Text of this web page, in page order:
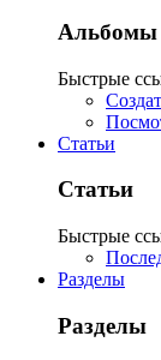
Альбомы
Быстрые
Статьи
Статьи
Быстрые
Разделы
Разделы